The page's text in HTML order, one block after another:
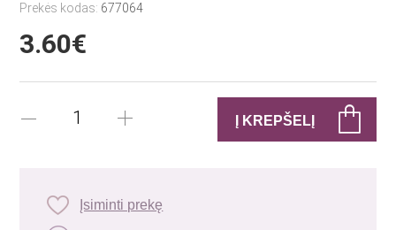
Prekės kodas: 677064
3.60€
Įsiminti prekę